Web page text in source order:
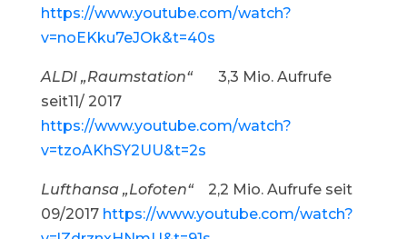
https://www.youtube.com/watch?
v=noEKku7eJOk&t=40s
ALDI „Raumstation“3,3 Mio. Aufrufe
seit11/ 2017
https://www.youtube.com/watch?
v=tzoAKhSY2UU&t=2s
Lufthansa „Lofoten“2,2 Mio. Aufrufe seit
09/2017 https://www.youtube.com/watch?